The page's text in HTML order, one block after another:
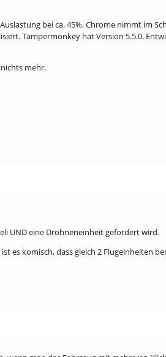
bei ca. 45%, Chrome nimmt im
Tampermonkey hat Version 5.5.0.
mehr.
UND eine Drohneneinheit gefordert wird.
es komisch, dass gleich 2 Flugeinheiten